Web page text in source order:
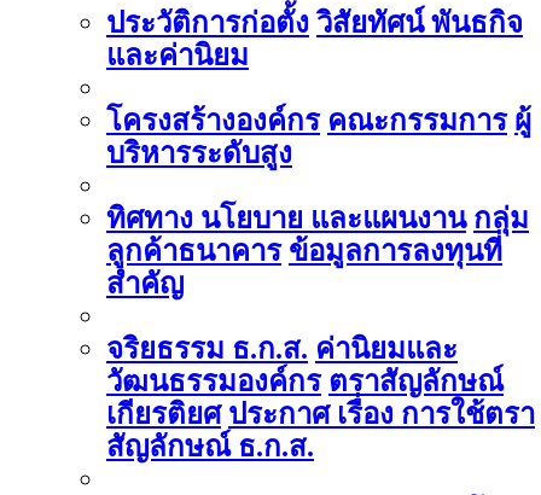
ประวัติการก่อตั้ง วิสัยทัศน์ พันธกิจ
และค่านิยม
โครงสร้างองค์กร คณะกรรมการ ผู้
บริหารระดับสูง
ทิศทาง นโยบาย และแผนงาน กลุ่ม
ลูกค้าธนาคาร ข้อมูลการลงทุนที่
สำคัญ
จริยธรรม ธ.ก.ส. ค่านิยมและ
วัฒนธรรมองค์กร ตราสัญลักษณ์
เกียรติยศ ประกาศ เรื่อง การใช้ตรา
สัญลักษณ์ ธ.ก.ส.